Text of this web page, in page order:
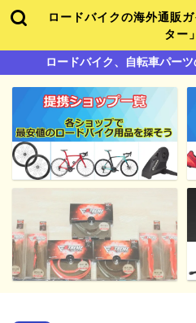
ロードバイクの海外通販
ター」
ロードバイク、自転車パー